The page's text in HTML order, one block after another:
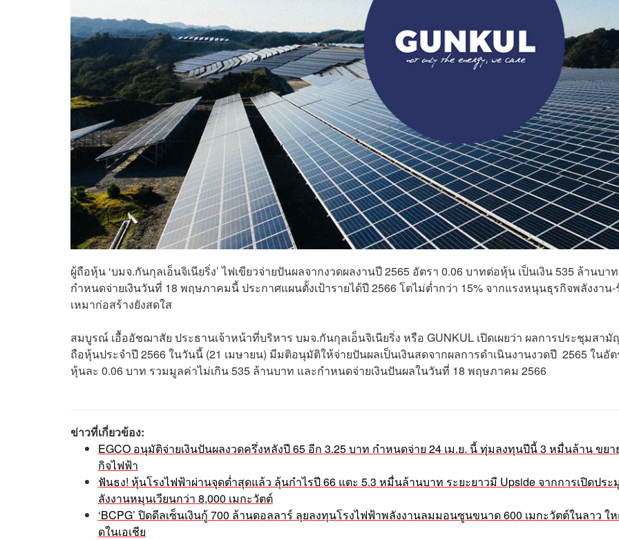
ผู้ถือหุ้น ‘บมจ.กันกุลเอ็นจิเนียริ่ง’ ไฟเขียวจ่ายปันผลจากงวดผลงานปี 2565 อัตรา 0.06 บาทต่อหุ้น เป็นเงิน 535 ล้านบาท
กำหนดจ่ายเงินวันที่ 18 พฤษภาคมนี้ ประกาศแผนตั้งเป้ารายได้ปี 2566 โตไม่ต่ำกว่า 15% จากแรงหนุนธุรกิจพลังงาน-
เหมาก่อสร้างยังสดใส
สมบูรณ์ เอื้ออัชฌาสัย ประธานเจ้าหน้าที่บริหาร บมจ.กันกุลเอ็นจิเนียริ่ง หรือ GUNKUL เปิดเผยว่า ผลการประชุมสามั
ถือหุ้นประจำปี 2566 ในวันนี้ (21 เมษายน) มีมติอนุมัติให้จ่ายปันผลเป็นเงินสดจากผลการดำเนินงานงวดปี 2565 ในอั
หุ้นละ 0.06 บาท รวมมูลค่าไม่เกิน 535 ล้านบาท และกำหนดจ่ายเงินปันผลในวันที่ 18 พฤษภาคม 2566
ข่าวที่เกี่ยวข้อง:
EGCO อนุมัติจ่ายเงินปันผลงวดครึ่งหลังปี 65 อีก 3.25 บาท กำหนดจ่าย 24 เม.ย. นี้ ทุ่มลงทุนปีนี้ 3 หมื่นล้าน ขยา
กิจไฟฟ้า
ฟันธง! หุ้นโรงไฟฟ้าผ่านจุดต่ำสุดแล้ว ลุ้นกำไรปี 66 แตะ 5.3 หมื่นล้านบาท ระยะยาวมี Upside จากการเปิดประ
ลังงานหมุนเวียนกว่า 8,000 เมกะวัตต์
‘BCPG’ ปิดดีลเซ็นเงินกู้ 700 ล้านดอลลาร์ ลุยลงทุนโรงไฟฟ้าพลังงานลมมอนซูนขนาด 600 เมกะวัตต์ในลาว ใ
ดในเอเชีย